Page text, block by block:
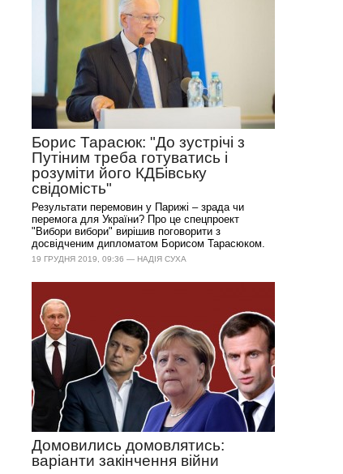
Борис Тарасюк: "До зустрічі з
Путіним треба готуватись і
розуміти його КДБівську
свідомість"
Результати перемовин у Парижі – зрада чи
перемога для України? Про це спецпроект
"Вибори вибори" вирішив поговорити з
досвідченим дипломатом Борисом Тарасюком.
19 ГРУДНЯ 2019, 09:36 — НАДІЯ СУХА
Домовились домовлятись:
варіанти закінчення війни